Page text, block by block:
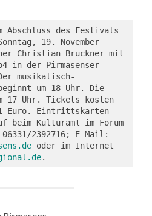
Abschluss des Festivals
19. November
Christian Brückner mit
in der Pirmasenser
musikalisch-
um 18 Uhr. Die
17 Uhr. Tickets kosten
Euro. Eintrittskarten
beim Kulturamt im Forum
oder im Internet
.